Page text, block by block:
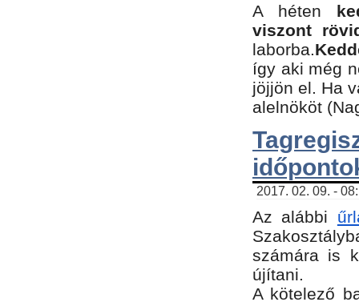
A héten
viszont
laborba.
így aki még
jöjjön el. Ha
alelnököt
2017. 02. 09. -
Az alábbi
számára is
újítani.
​A kötelező